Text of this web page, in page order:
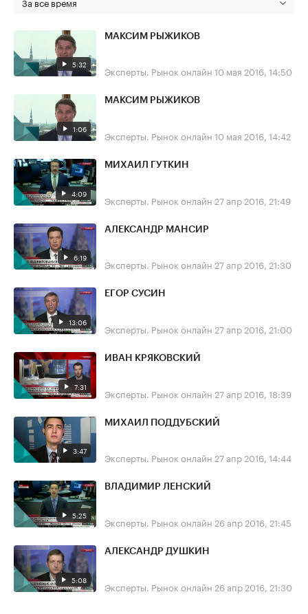
5:32
МАКСИМ РЫЖИКОВ
Эксперты. Рынок онлайн 10 мая 2016, 14:50
1:06
МАКСИМ РЫЖИКОВ
Эксперты. Рынок онлайн 10 мая 2016, 14:42
4:09
МИХАИЛ ГУТКИН
Эксперты. Рынок онлайн 27 апр 2016, 21:49
6:19
АЛЕКСАНДР МАНСИР
Эксперты. Рынок онлайн 27 апр 2016, 21:30
13:06
ЕГОР СУСИН
Эксперты. Рынок онлайн 27 апр 2016, 21:00
7:31
ИВАН КРЯКОВСКИЙ
Эксперты. Рынок онлайн 27 апр 2016, 18:39
3:47
МИХАИЛ ПОДДУБСКИЙ
Эксперты. Рынок онлайн 27 апр 2016, 14:44
5:25
ВЛАДИМИР ЛЕНСКИЙ
Эксперты. Рынок онлайн 26 апр 2016, 21:45
5:08
АЛЕКСАНДР ДУШКИН
Эксперты. Рынок онлайн 26 апр 2016, 21:30